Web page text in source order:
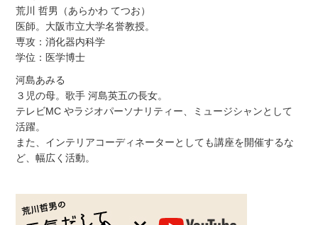
荒川 哲男（あらかわ てつお）
医師。大阪市立大学名誉教授。
専攻：消化器内科学
学位：医学博士
河島あみる
３児の母。歌手 河島英五の長女。
テレビMC やラジオパーソナリティー、ミュージシャンとして
活躍。
また、インテリアコーディネーターとしても講座を開催するな
ど、幅広く活動。